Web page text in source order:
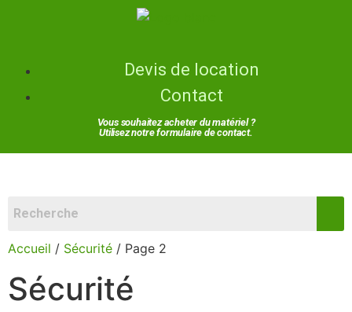
Devis de location
Contact
Vous souhaitez acheter du matériel ?
Utilisez notre formulaire de contact.
Accueil / Sécurité / Page 2
Sécurité